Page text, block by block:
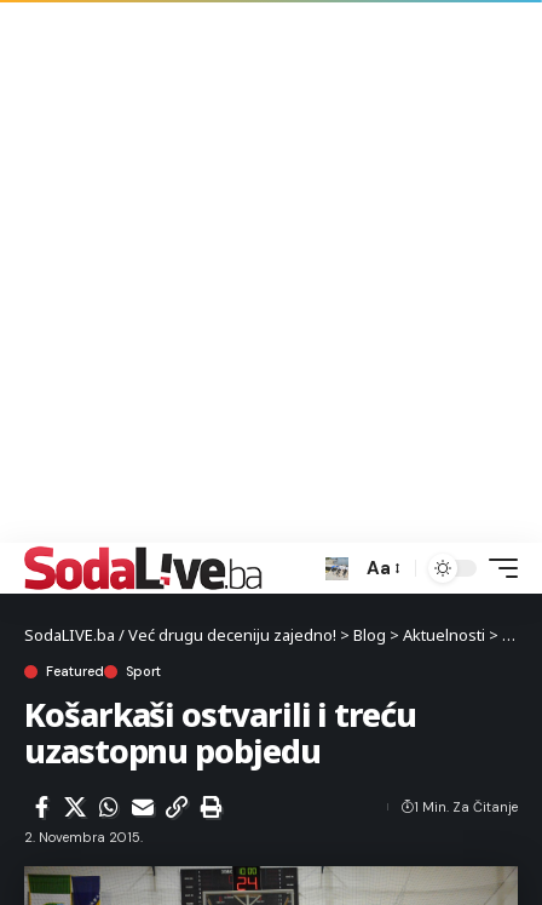
Aa
SodaLIVE.ba / Već drugu deceniju zajedno! > Blog > Aktuelnosti > Sport
Featured Sport
Košarkaši ostvarili i treću
uzastopnu pobjedu
2. Novembra 2015.
1 Min. Za Čitanje